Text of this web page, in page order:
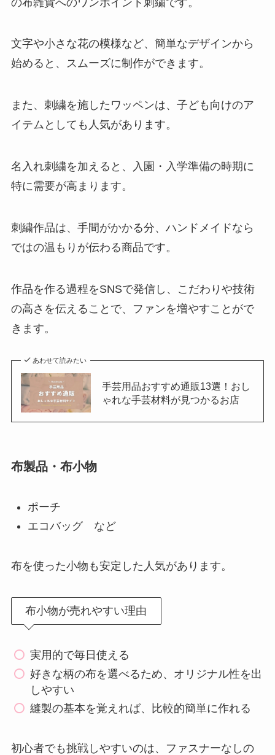
文字や小さな花の模様など、簡単なデザインから
始めると、スムーズに制作ができます。
また、刺繍を施したワッペンは、子ども向けのア
イテムとしても人気があります。
名入れ刺繍を加えると、入園・入学準備の時期に
特に需要が高まります。
刺繍作品は、手間がかかる分、ハンドメイドなら
ではの温もりが伝わる商品です。
作品を作る過程をSNSで発信し、こだわりや技術
の高さを伝えることで、ファンを増やすことがで
きます。
あわせて読みたい
手芸用品おすすめ通販13選！おし
ゃれな手芸材料が見つかるお店
布製品・布小物
ポーチ
エコバッグ など
布を使った小物も安定した人気があります。
布小物が売れやすい理由
実用的で毎日使える
好きな柄の布を選べるため、オリジナル性を出
しやすい
縫製の基本を覚えれば、比較的簡単に作れる
初心者でも挑戦しやすいのは、ファスナーなしの